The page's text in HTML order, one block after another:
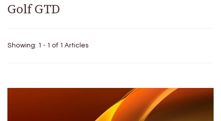
Golf GTD
Showing: 1 - 1 of 1 Articles